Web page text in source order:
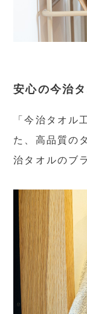
安心の今治
「今治タオル
た、高品質の
治タオルのブ